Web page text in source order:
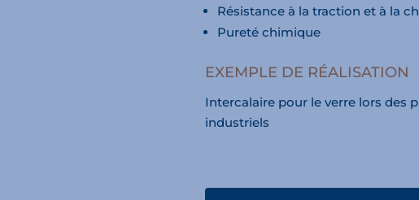
Résistance à la traction et à la
Pureté chimique
EXEMPLE DE RÉALISATION
Intercalaire pour le verre lors des
industriels